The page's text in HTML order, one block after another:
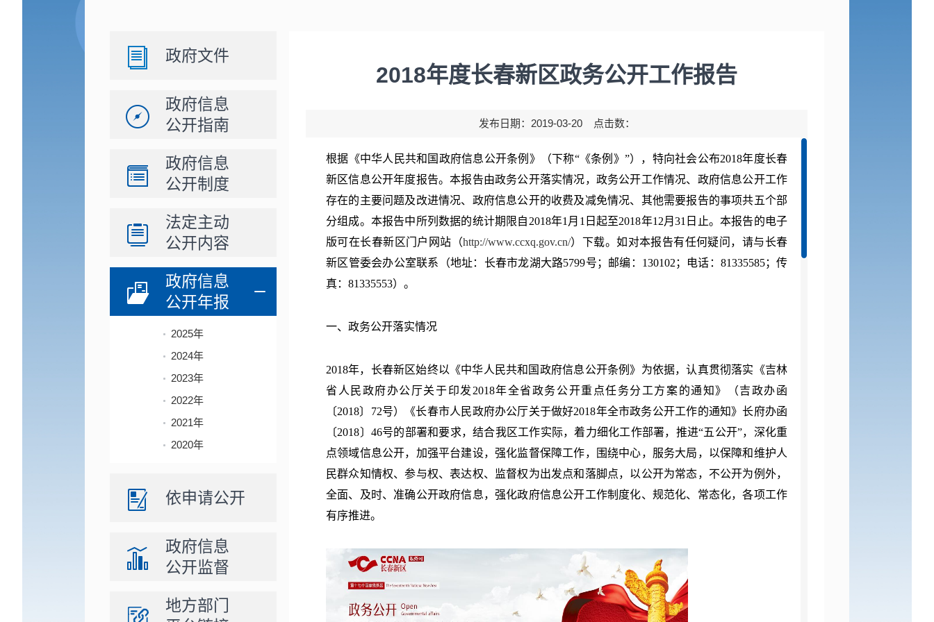
政府文件
政府信息
公开指南
政府信息
公开制度
法定主动
公开内容
政府信息
公开年报
2025年
2024年
2023年
2022年
2021年
2020年
依申请公开
政府信息
公开监督
地方部门
2018年度长春新区政务公开工作报告
发布日期：2019-03-20 点击数：
根据《中华人民共和国政府信息公开条例》（下称“《条例》”），特向社会公布2018年度长春
新区信息公开年度报告。本报告由政务公开落实情况，政务公开工作情况、政府信息公开工作
存在的主要问题及改进情况、政府信息公开的收费及减免情况、其他需要报告的事项共五个部
分组成。本报告中所列数据的统计期限自2018年1月1日起至2018年12月31日止。本报告的电子
版可在长春新区门户网站（http://www.ccxq.gov.cn/）下载。如对本报告有任何疑问，请与长春
新区管委会办公室联系（地址：长春市龙湖大路5799号；邮编：130102；电话：81335585；传
真：81335553）。
一、政务公开落实情况
2018年，长春新区始终以《中华人民共和国政府信息公开条例》为依据，认真贯彻落实《吉林
省人民政府办公厅关于印发2018年全省政务公开重点任务分工方案的通知》（吉政办函
〔2018〕72号）《长春市人民政府办公厅关于做好2018年全市政务公开工作的通知》长府办函
〔2018〕46号的部署和要求，结合我区工作实际，着力细化工作部署，推进“五公开”，深化重
点领域信息公开，加强平台建设，强化监督保障工作，围绕中心，服务大局，以保障和维护人
民群众知情权、参与权、表达权、监督权为出发点和落脚点，以公开为常态，不公开为例外，
全面、及时、准确公开政府信息，强化政府信息公开工作制度化、规范化、常态化，各项工作
有序推进。